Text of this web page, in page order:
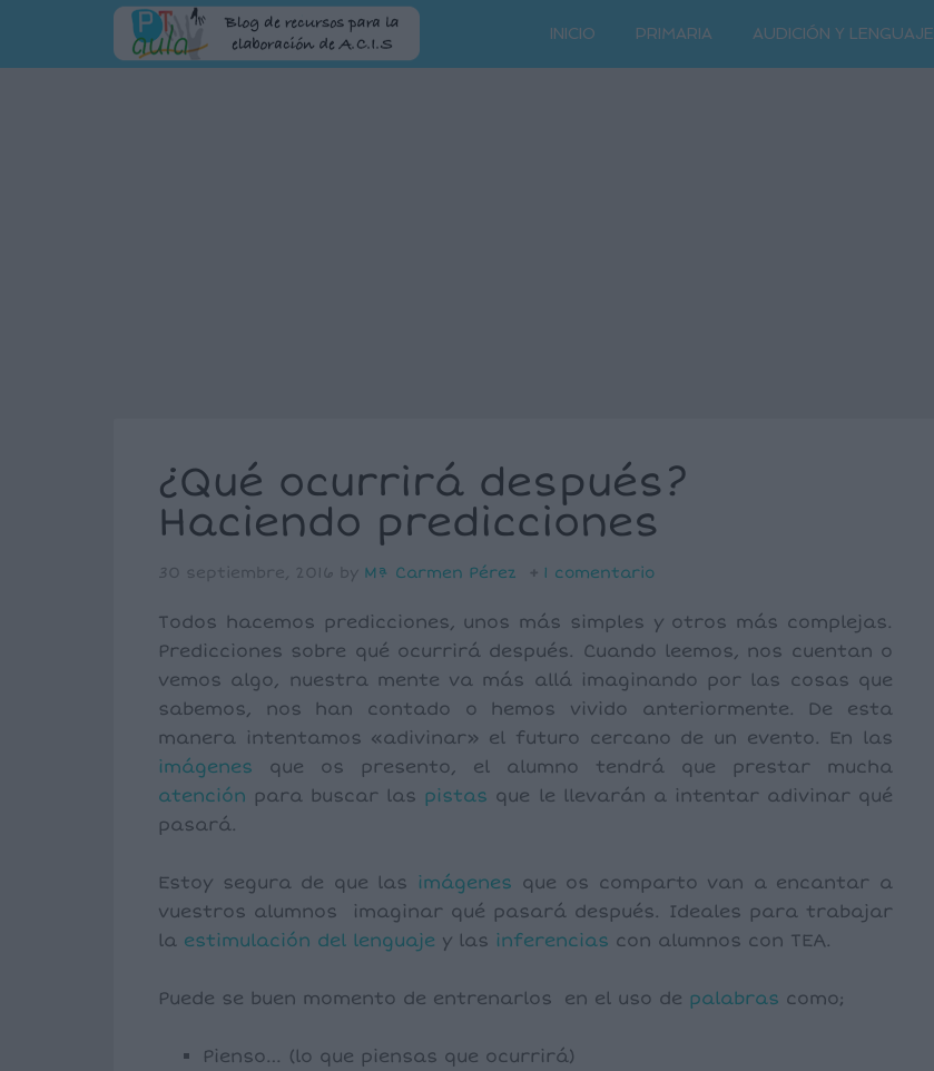
INICIO PRIMARIA AUDICIÓN Y LENGUAJE
¿Qué ocurrirá después?
Haciendo predicciones
30 septiembre, 2016 by Mª Carmen Pérez 1 comentario
Todos hacemos predicciones, unos más simples y otros más complejas.
Predicciones sobre qué ocurrirá después. Cuando leemos, nos cuentan o
vemos algo, nuestra mente va más allá imaginando por las cosas que
sabemos, nos han contado o hemos vivido anteriormente. De esta
manera intentamos «adivinar» el futuro cercano de un evento. En las
imágenes que os presento, el alumno tendrá que prestar mucha
atención para buscar las pistas que le llevarán a intentar adivinar qué
pasará.
Estoy segura de que las imágenes que os comparto van a encantar a
vuestros alumnos imaginar qué pasará después. Ideales para trabajar
la estimulación del lenguaje y las inferencias con alumnos con TEA.
Puede se buen momento de entrenarlos en el uso de palabras como;
Pienso… (lo que piensas que ocurrirá)